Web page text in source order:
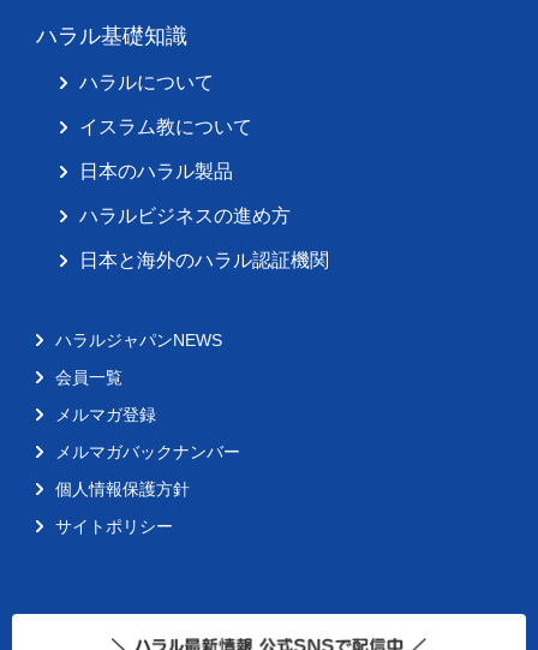
ハラル基礎知識
ハラルについて
イスラム教について
日本のハラル製品
ハラルビジネスの進め方
日本と海外のハラル認証機関
ハラルジャパンNEWS
会員一覧
メルマガ登録
メルマガバックナンバー
個人情報保護方針
サイトポリシー